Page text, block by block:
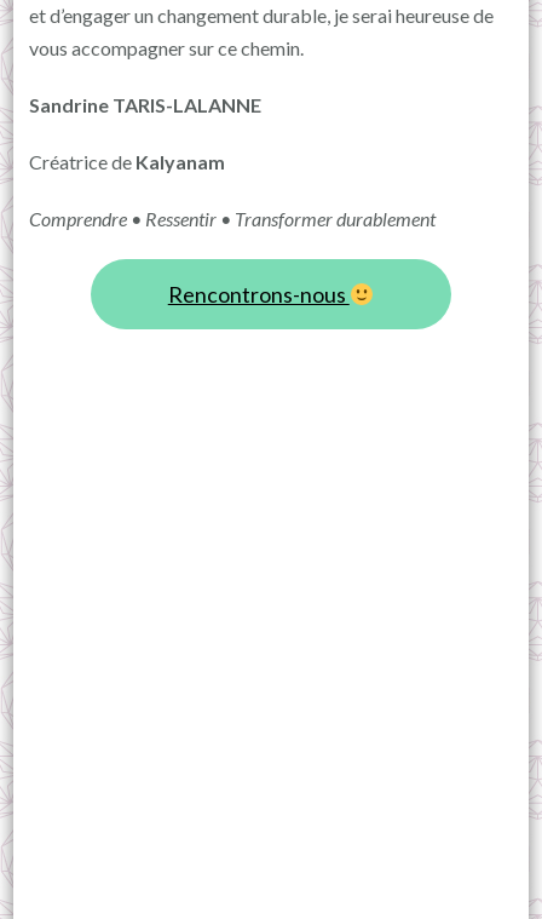
et d’engager un changement durable, je serai heureuse de
vous accompagner sur ce chemin.
Sandrine TARIS-LALANNE
Créatrice de Kalyanam
Comprendre • Ressentir • Transformer durablement
Rencontrons-nous